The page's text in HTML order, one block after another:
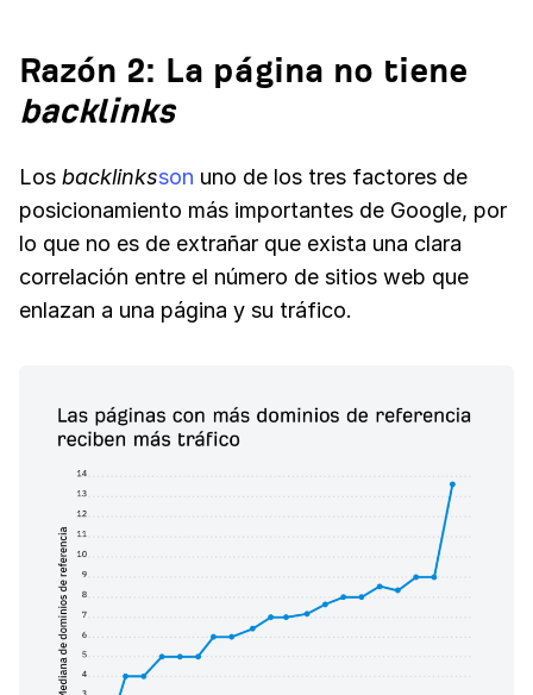
Razón 2: La página no tiene
backlinks
Los backlinksson uno de los tres factores de
posicionamiento más importantes de Google, por
lo que no es de extrañar que exista una clara
correlación entre el número de sitios web que
enlazan a una página y su tráfico.